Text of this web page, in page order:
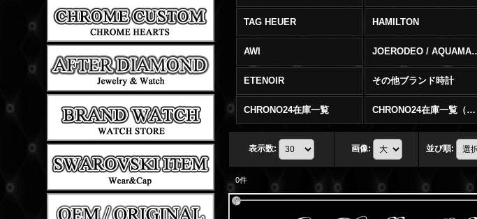
TAG HEUER HAMILTON
AWI JOERODEO
ETENOIR その他ブランド時計
CHRONO24在庫一覧 CHRONO24在庫一覧（在庫切）
表示数: 画像: 並び順:
0件